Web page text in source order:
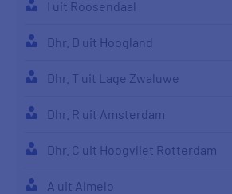
I uit Roosendaal
Dhr. D uit Hoogland
Dhr. T uit Lage Zwaluwe
Dhr. R uit Amsterdam
Dhr. C uit Hoogvliet Rotterdam
A uit Almelo